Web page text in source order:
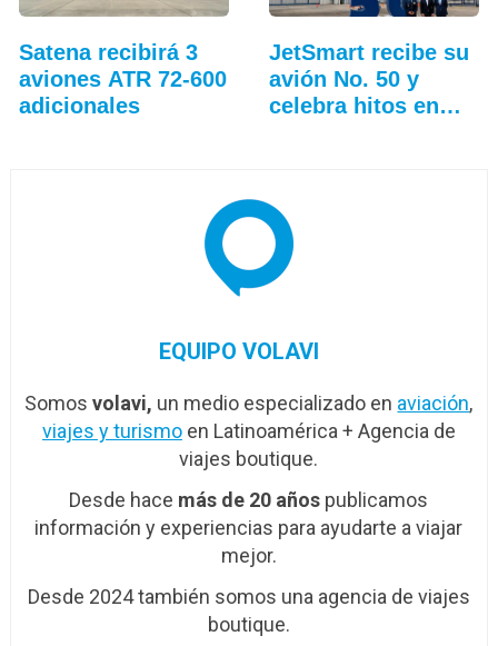
Satena recibirá 3
aviones ATR 72-600
adicionales
JetSmart recibe su
avión No. 50 y
celebra hitos en
EQUIPO VOLAVI
Somosvolavi, un medio especializado en aviación,
viajes y turismoen Latinoamérica + Agencia de
viajes boutique.
Desde hace más de 20 años publicamos
información y experiencias para ayudarte a viajar
mejor.
Desde 2024 también somos una agencia de viajes
boutique.